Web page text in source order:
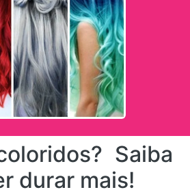
Saiba
durar mais!